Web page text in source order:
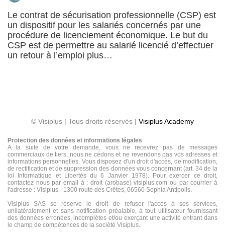
Le contrat de sécurisation professionnelle (CSP) est
un dispositif pour les salariés concernés par une
procédure de licenciement économique. Le but du
CSP est de permettre au salarié licencié d’effectuer
un retour à l’emploi plus…
© Visiplus | Tous droits réservés | Visiplus Academy
Protection des données et informations légales
A la suite de votre demande, vous ne recevrez pas de messages
commerciaux de tiers, nous ne cédons et ne revendons pas vos adresses et
informations personnelles. Vous disposez d'un droit d'accès, de modification,
de rectification et de suppression des données vous concernant (art. 34 de la
loi Informatique et Libertés du 6 Janvier 1978). Pour exercer ce droit,
contactez nous par email à : droit (arobase) visiplus.com ou par courrier à
l'adresse : Visiplus - 1300 route des Crêtes, 06560 Sophia Antipolis.
Visiplus SAS se réserve le droit de refuser l'accès à ses services,
unilatéralement et sans notification préalable, à tout utilisateur fournissant
des données erronées, incomplètes et/ou exerçant une activité entrant dans
le champ de compétences de la société Visiplus.